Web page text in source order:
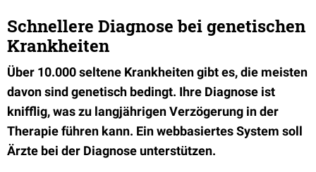
Schnellere Diagnose bei genetischen
Krankheiten
Über 10.000 seltene Krankheiten gibt es, die meisten
davon sind genetisch bedingt. Ihre Diagnose ist
knifflig, was zu langjährigen Verzögerung in der
Therapie führen kann. Ein webbasiertes System soll
Ärzte bei der Diagnose unterstützen.